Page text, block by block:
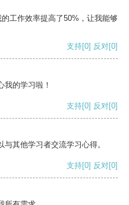
工作效率提高了50%，让我能够
支持[0] 反对[0]
我的学习啦！
支持[0] 反对[0]
其他学习者交流学习心得。
支持[0] 反对[0]